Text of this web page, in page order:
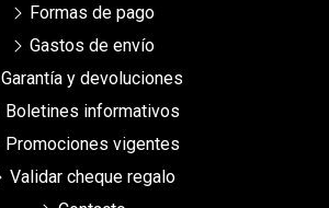
Formas de pago
Gastos de envío
Garantía y devoluciones
Boletines informativos
Promociones vigentes
Validar cheque regalo